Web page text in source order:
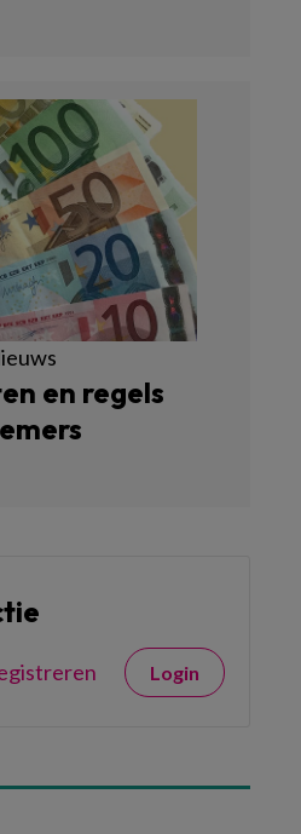
en regels
Login